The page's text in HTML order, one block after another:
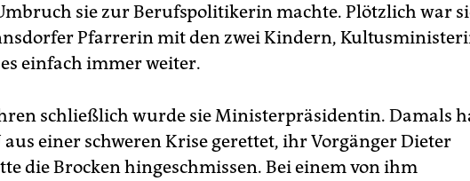
sie zur Berufspolitikerin machte. Plötzlich war
Pfarrerin mit den zwei Kindern,
einfach immer weiter.
schließlich wurde sie Ministerpräsidentin. Damals
aus einer schweren Krise gerettet, ihr Vorgänger Dieter
die Brocken hingeschmissen. Bei einem von ihm